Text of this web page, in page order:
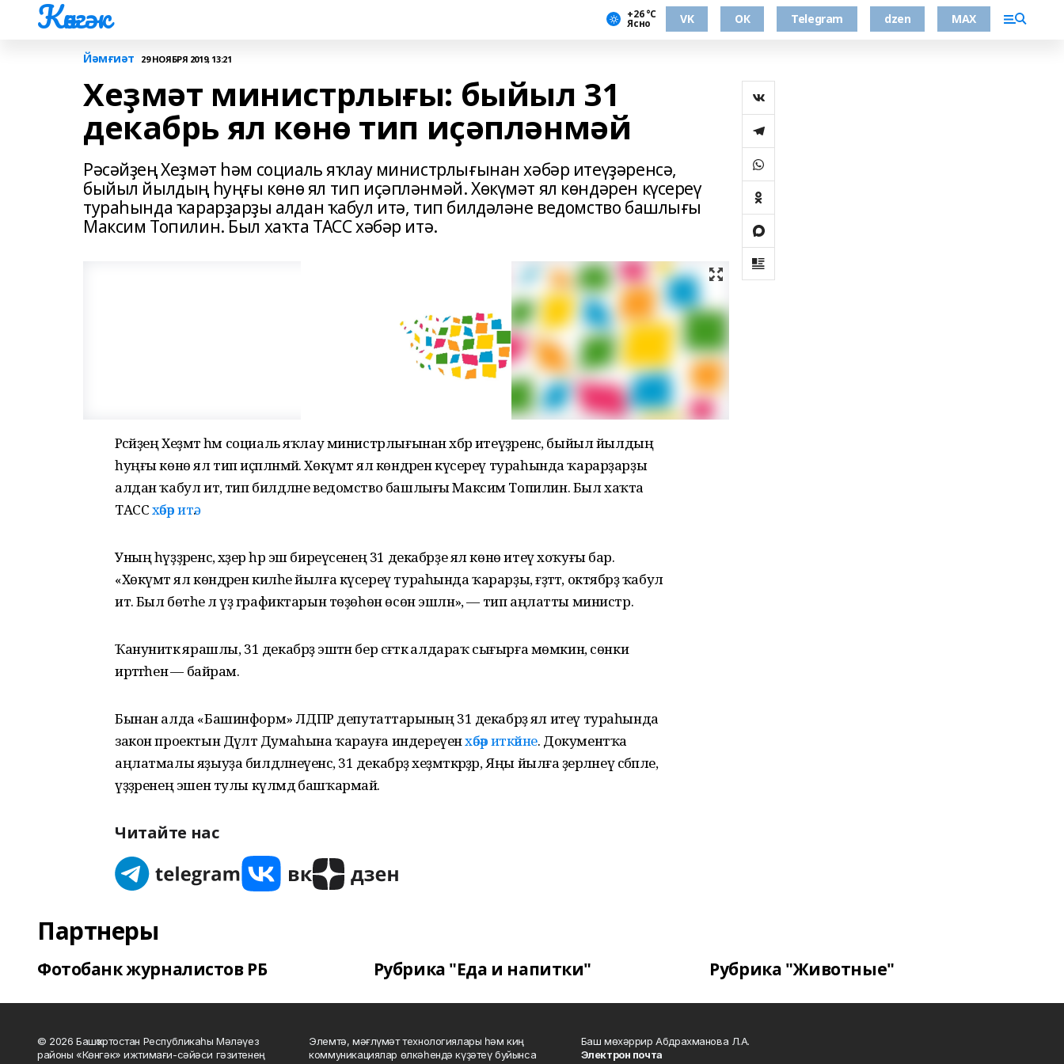
Көнгәк +26 °С
Ясно VK ОК Telegram dzen MAX
Йәмғиәт 29 НОЯБРЯ 2019, 13:21
Хеҙмәт министрлығы: быйыл 31
декабрь ял көнө тип иҫәпләнмәй
Рәсәйҙең Хеҙмәт һәм социаль яҡлау министрлығынан хәбәр итеүҙәренсә,
быйыл йылдың һуңғы көнө ял тип иҫәпләнмәй. Хөкүмәт ял көндәрен күсереү
тураһында ҡарарҙарҙы алдан ҡабул итә, тип билдәләне ведомство башлығы
Максим Топилин. Был хаҡта ТАСС хәбәр итә.
Рәсәйҙең Хеҙмәт һәм социаль яҡлау министрлығынан хәбәр итеүҙәренсә, быйыл йылдың
һуңғы көнө ял тип иҫәпләнмәй. Хөкүмәт ял көндәрен күсереү тураһында ҡарарҙарҙы
алдан ҡабул итә, тип билдәләне ведомство башлығы Максим Топилин. Был хаҡта
ТАССхәбәр итә.
Уның һүҙҙәренсә, хәҙер һәр эш биреүсенең 31 декабрҙе ял көнө итеү хоҡуғы бар.
«Хөкүмәт ял көндәрен киләһе йылға күсереү тураһында ҡарарҙы, ғәҙәттә, октябрҙә ҡабул
итә. Был бөтәһе лә үҙ графиктарын төҙөһөн өсөн эшләнә», — тип аңлатты министр.
Ҡануниәткә ярашлы, 31 декабрҙә эштән бер сәғәткә алдараҡ сығырға мөмкин, сөнки
иртәгәһенә — байрам.
Бынан алда «Башинформ» ЛДПР депутаттарының 31 декабрҙә ял итеү тураһында
закон проектын Дәүләт Думаһына ҡарауға индереүенхәбәр иткәйне. Документҡа
аңлатмалы яҙыуҙа билдәләнеүенсә, 31 декабрҙә хеҙмәткәрҙәр, Яңы йылға әҙерләнеү сәбәпле,
үҙҙәренең эшен тулы күләмдә башҡармай.
Читайте нас
Партнеры
Фотобанк журналистов РБ Рубрика "Еда и напитки" Рубрика "Животные"
© 2026 Башҡортостан Республикаһы Мәләүез
районы «Көнгәк» ижтимағи-сәйәси гәзитенең
Элемтә, мәғлүмәт технологиялары һәм киң
коммуникациялар өлкәһендә күҙәтеү буйынса
Баш мөхәррир Абдрахманова Л.А.
Электрон почта